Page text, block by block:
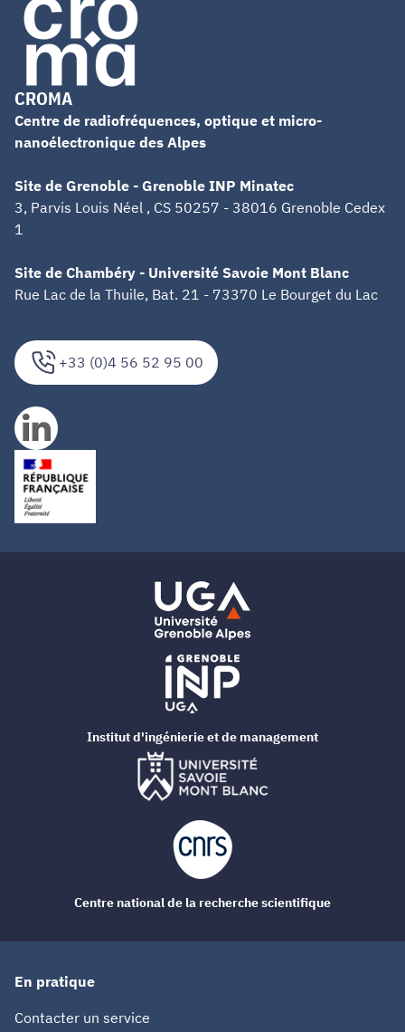
+33 (0)4 56 52 95 00
CROMA
Centre de radiofréquences, optique et micro-
nanoélectronique des Alpes
Site de Grenoble - Grenoble INP Minatec
3, Parvis Louis Néel , CS 50257 - 38016 Grenoble Cedex
1
Site de Chambéry - Université Savoie Mont Blanc
Rue Lac de la Thuile, Bat. 21 - 73370 Le Bourget du Lac
En pratique
Contacter un service
Institut d'ingénierie et de management
Centre national de la recherche scientifique